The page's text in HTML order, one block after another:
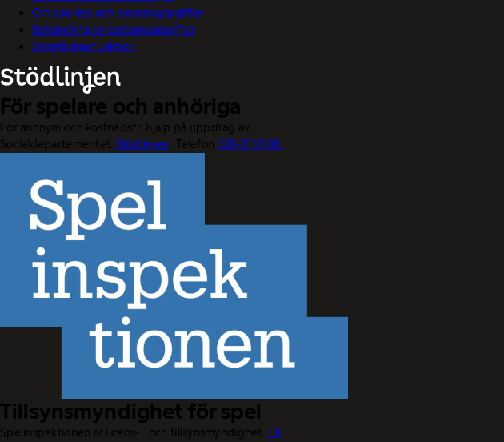
Om cookies och personuppgifter
Behandling av personuppgifter
Visselblåsarfunktion
För spelare och anhöriga
För anonym och kostnadsfri hjälp på uppdrag av
Socialdepartementet. Stödlinjen. Telefon020-81 91 00.
Tillsynsmyndighet för spel
Spelinspektionen är licens- och tillsynsmyndighet.Till